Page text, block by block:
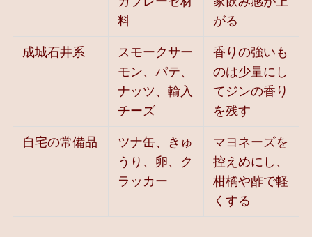
料
がる
成城石井系
スモークサー
モン、パテ、
ナッツ、輸入
チーズ
香りの強いも
のは少量にし
てジンの香り
を残す
自宅の常備品
ツナ缶、きゅ
うり、卵、ク
ラッカー
マヨネーズを
控えめにし、
柑橘や酢で軽
くする